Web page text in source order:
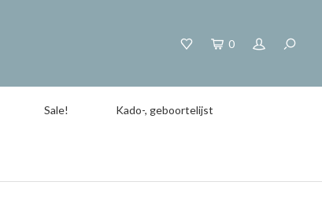
0
Sale! Kado-, geboortelijst